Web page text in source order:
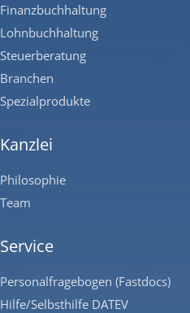
Finanzbuchhaltung
Lohnbuchhaltung
Steuerberatung
Branchen
Spezialprodukte
Kanzlei
Philosophie
Team
Service
Personalfragebogen (Fastdocs)
Hilfe/Selbsthilfe DATEV